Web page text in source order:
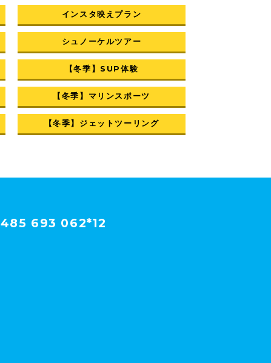
インスタ映えプラン
シュノーケルツアー
【冬季】SUP体験
【冬季】マリンスポーツ
【冬季】ジェットツーリング
485 693 062*12